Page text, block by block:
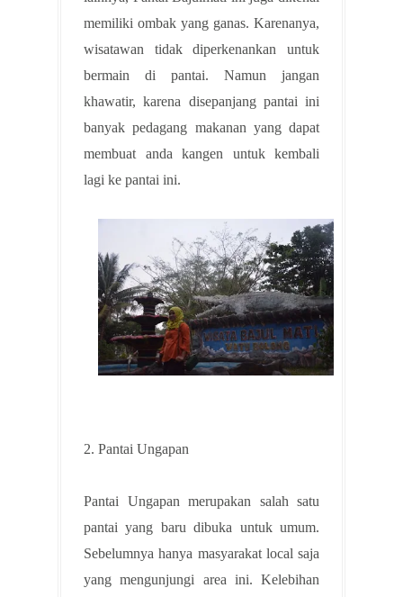
memiliki ombak yang ganas. Karenanya,
wisatawan tidak diperkenankan untuk
bermain di pantai. Namun jangan
khawatir, karena disepanjang pantai ini
banyak pedagang makanan yang dapat
membuat anda kangen untuk kembali
lagi ke pantai ini.
2. Pantai Ungapan
Pantai Ungapan merupakan salah satu
pantai yang baru dibuka untuk umum.
Sebelumnya hanya masyarakat local saja
yang mengunjungi area ini. Kelebihan